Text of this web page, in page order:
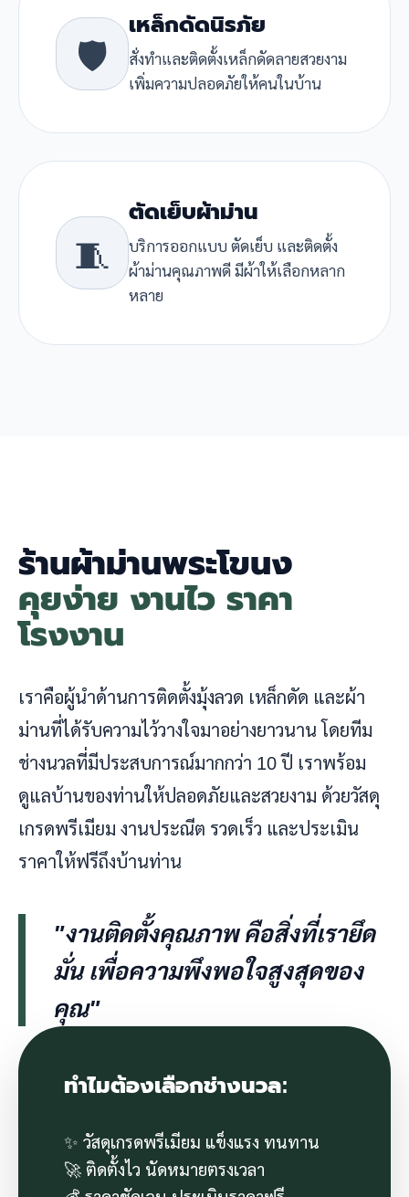
🛡️
เหล็กดัดนิรภัย
สั่งทำและติดตั้งเหล็กดัดลายสวยงาม
เพิ่มความปลอดภัยให้คนในบ้าน
🧵
ตัดเย็บผ้าม่าน
บริการออกแบบ ตัดเย็บ และติดตั้ง
ผ้าม่านคุณภาพดี มีผ้าให้เลือกหลาก
หลาย
ร้านผ้าม่านพระโขนง
คุยง่าย งานไว ราคา
โรงงาน
เราคือผู้นำด้านการติดตั้งมุ้งลวด เหล็กดัด และผ้า
ม่านที่ได้รับความไว้วางใจมาอย่างยาวนาน โดยทีม
ช่างนวลที่มีประสบการณ์มากกว่า 10 ปี เราพร้อม
ดูแลบ้านของท่านให้ปลอดภัยและสวยงาม ด้วยวัสดุ
เกรดพรีเมียม งานประณีต รวดเร็ว และประเมิน
ราคาให้ฟรีถึงบ้านท่าน
"งานติดตั้งคุณภาพ คือสิ่งที่เรายึด
มั่น เพื่อความพึงพอใจสูงสุดของ
คุณ"
ทำไมต้องเลือกช่างนวล:
✨ วัสดุเกรดพรีเมียม แข็งแรง ทนทาน
🚀 ติดตั้งไว นัดหมายตรงเวลา